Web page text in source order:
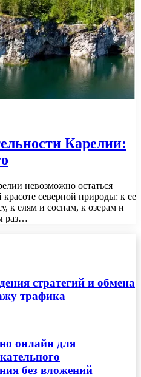
Карелии:
невозможно остаться
северной природы: к ее
к елям и соснам, к озерам и
раз…
стратегий и обмена
трафика
онлайн для
без вложений